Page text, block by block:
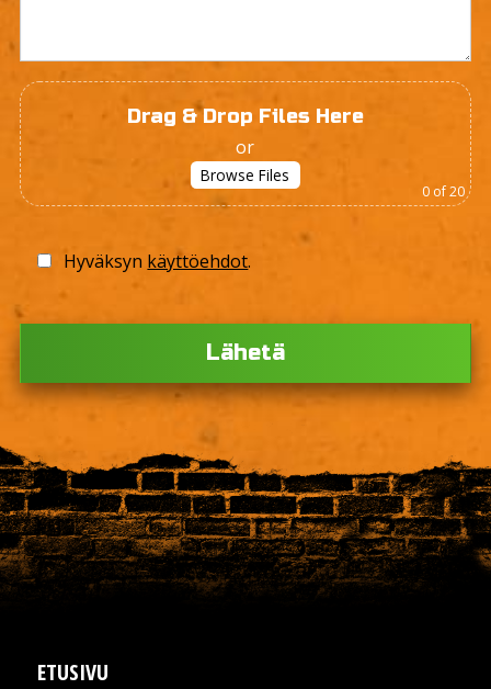
Drag & Drop Files Here
or
Browse Files
0of 20
Hyväksyn käyttöehdot.
ETUSIVU